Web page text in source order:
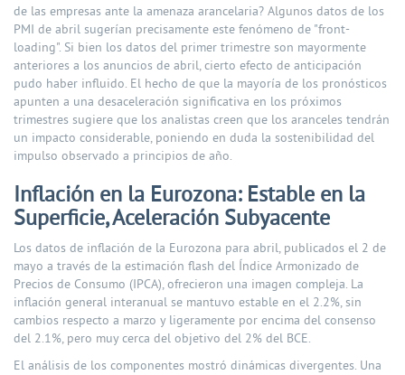
de las empresas ante la amenaza arancelaria? Algunos datos de los
PMI de abril sugerían precisamente este fenómeno de "front-
loading". Si bien los datos del primer trimestre son mayormente
anteriores a los anuncios de abril, cierto efecto de anticipación
pudo haber influido. El hecho de que la mayoría de los pronósticos
apunten a una desaceleración significativa en los próximos
trimestres sugiere que los analistas creen que los aranceles tendrán
un impacto considerable, poniendo en duda la sostenibilidad del
impulso observado a principios de año.
Inflación en la Eurozona: Estable en la
Superficie, Aceleración Subyacente
Los datos de inflación de la Eurozona para abril, publicados el 2 de
mayo a través de la estimación flash del Índice Armonizado de
Precios de Consumo (IPCA), ofrecieron una imagen compleja. La
inflación general interanual se mantuvo estable en el 2.2%, sin
cambios respecto a marzo y ligeramente por encima del consenso
del 2.1%, pero muy cerca del objetivo del 2% del BCE.
El análisis de los componentes mostró dinámicas divergentes. Una